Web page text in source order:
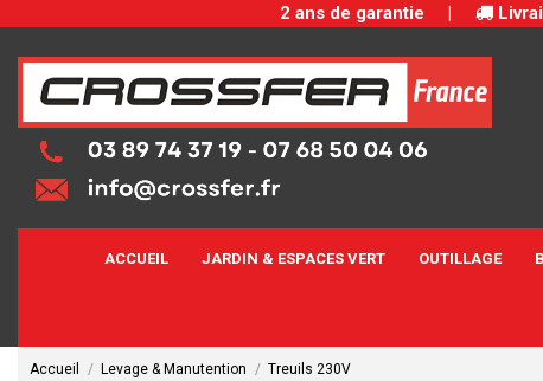
2 ans de garantie |
ACCUEIL JARDIN & ESPACES VERT OUTILLAGE
Accueil Levage & Manutention Treuils 230V